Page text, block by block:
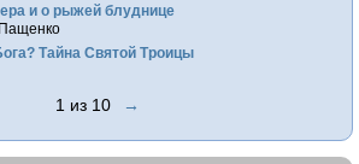
и о рыжей блуднице
Тайна Святой Троицы
1 из 10 →